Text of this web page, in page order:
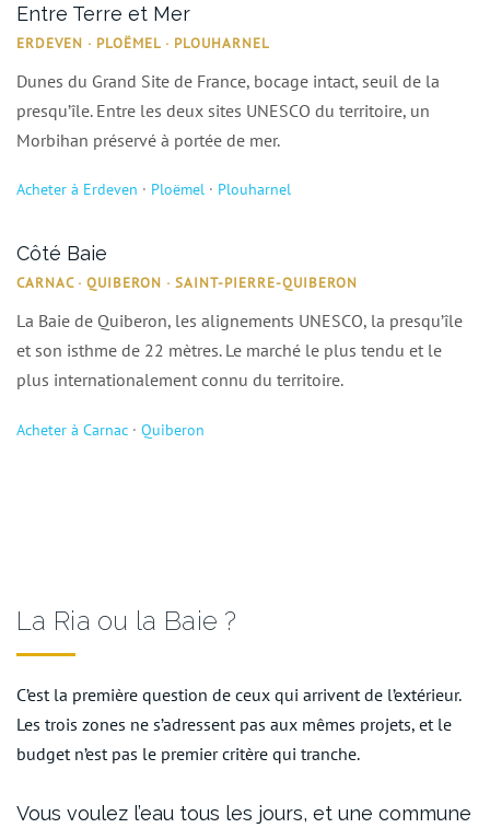
Entre Terre et Mer
ERDEVEN · PLOËMEL · PLOUHARNEL
Dunes du Grand Site de France, bocage intact, seuil de la
presqu’île. Entre les deux sites UNESCO du territoire, un
Morbihan préservé à portée de mer.
Acheter à Erdeven · Ploëmel · Plouharnel
Côté Baie
CARNAC · QUIBERON · SAINT-PIERRE-QUIBERON
La Baie de Quiberon, les alignements UNESCO, la presqu’île
et son isthme de 22 mètres. Le marché le plus tendu et le
plus internationalement connu du territoire.
Acheter à Carnac · Quiberon
La Ria ou la Baie ?
C’est la première question de ceux qui arrivent de l’extérieur.
Les trois zones ne s’adressent pas aux mêmes projets, et le
budget n’est pas le premier critère qui tranche.
Vous voulez l’eau tous les jours, et une commune